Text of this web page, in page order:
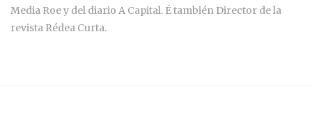
Media Roe y del diario A Capital. É también Director de la
revista Rédea Curta.